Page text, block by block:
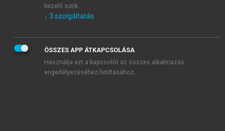
KIPRÓBÁLOM
kezelő sütik.
↓ 3 szolgáltatás
ÖSSZES APP ÁTKAPCSOLÁSA
Használja ezt a kapcsolót az összes alkalmazás
engedélyezéséhez/letiltásához.